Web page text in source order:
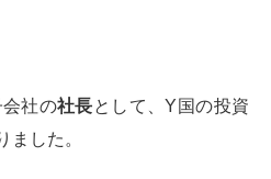
社の社長として、Y国の投資
ました。